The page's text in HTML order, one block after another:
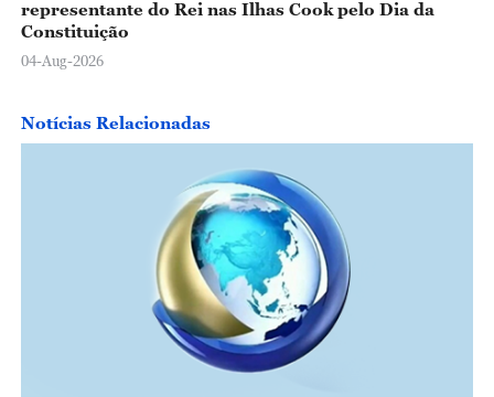
representante do Rei nas Ilhas Cook pelo Dia da
Constituição
04-Aug-2026
Notícias Relacionadas